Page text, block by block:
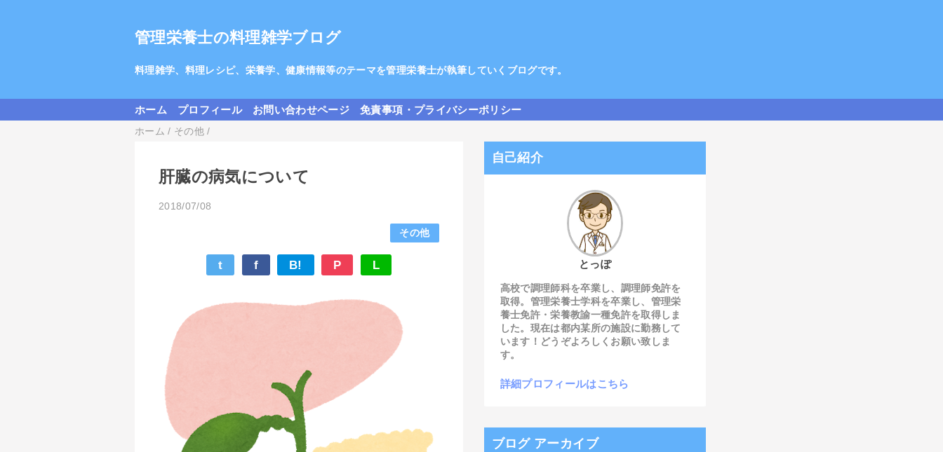
管理栄養士の料理雑学ブログ
料理雑学、料理レシピ、栄養学、健康情報等のテーマを管理栄養士が執筆していくブログです。
ホーム プロフィール お問い合わせページ 免責事項・プライバシーポリシー
ホーム / その他 /
肝臓の病気について
2018/07/08
その他
t f B! P L
自己紹介
とっぽ
高校で調理師科を卒業し、調理師免許を
取得。管理栄養士学科を卒業し、管理栄
養士免許・栄養教諭一種免許を取得しま
した。現在は都内某所の施設に勤務して
います！どうぞよろしくお願い致しま
す。
詳細プロフィールはこちら
ブログ アーカイブ